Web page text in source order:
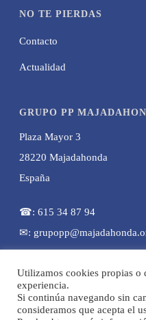
NO TE PIERDAS
Contacto
Actualidad
GRUPO PP
Plaza Mayor 3
28220 Majadahonda
España
☎: 615 34 87 94
✉:
Utilizamos cookies propias o
experiencia.
Si continúa navegando sin
consideramos que acepta el